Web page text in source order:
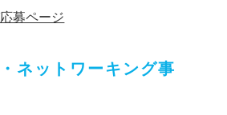
募ページ
ネットワーキング事